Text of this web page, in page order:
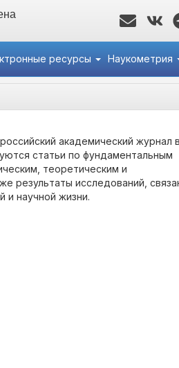
ресурсы Наукометрия
академический журнал в
статьи по фундаментальным
теоретическим и
результаты исследований,
и научной жизни.